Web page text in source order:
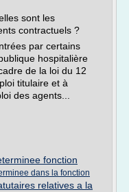
sont les
contractuels ?
par certains
hospitalière
de la loi du 12
titulaire et à
des agents...
fonction
dans la fonction
relatives a la